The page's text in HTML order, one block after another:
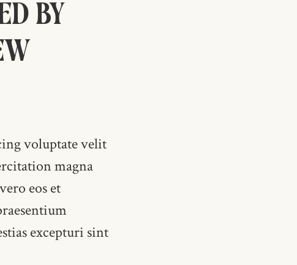
by
voluptate velit
magna
eos et
excepturi sint